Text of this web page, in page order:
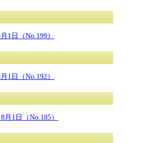
1日（No.199）
1日（No.192）
月1日（No.185）